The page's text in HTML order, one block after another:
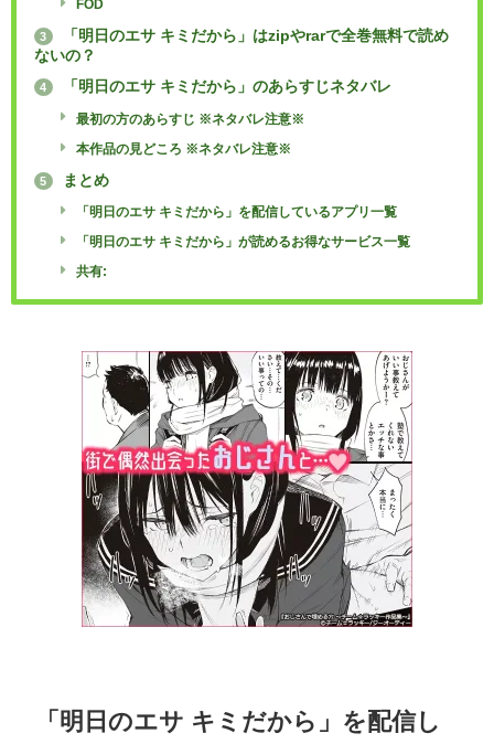
FOD
3
「明日のエサ キミだから」はzipやrarで全巻無料で読め
ないの？
4 「明日のエサ キミだから」のあらすじネタバレ
最初の方のあらすじ ※ネタバレ注意※
本作品の見どころ ※ネタバレ注意※
5 まとめ
「明日のエサ キミだから」を配信しているアプリ一覧
「明日のエサ キミだから」が読めるお得なサービス一覧
共有:
「明日のエサ キミだから」を配信し